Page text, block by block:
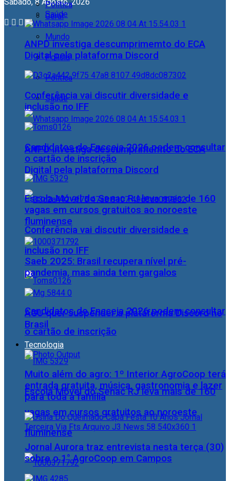
Geral
Mundo
Polícia
Política
Saúde
ANPD investiga descumprimemto do ECA
Digital pela plataforma Discord
Conferência vai discutir diversidade e
inclusão no IFF
Candidatos do Encceja 2026 podem consultar
o cartão de inscrição
Escola Móvel do Senac RJ leva mais de 160
vagas em cursos gratuitos ao noroeste
fluminense
Política
Saúde
ANPD investiga descumprimemto do ECA
Digital pela plataforma Discord
Conferência vai discutir diversidade e
inclusão no IFF
Candidatos do Encceja 2026 podem consultar
o cartão de inscrição
Escola Móvel do Senac RJ leva mais de 160
vagas em cursos gratuitos ao noroeste
fluminense
Saeb 2025: Brasil recupera nível pré-
pandemia, mas ainda tem gargalos
AGU quer suspender a plataforma Discord no
Brasil
Tecnologia
Muito além do agro: 1º Interior AgroCoop terá
entrada gratuita, música, gastronomia e lazer
para toda a família
Jornal Aurora traz entrevista nesta terça (30)
sobre o 1° AgroCoop em Campos